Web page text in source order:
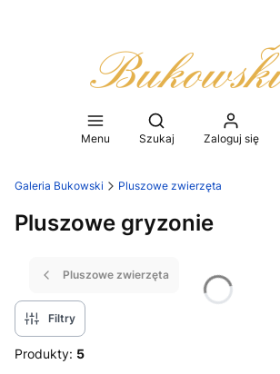
Menu
Otwórz wyszukiwarkę
Szukaj Zaloguj się
Galeria Bukowski Pluszowe zwierzęta
Pluszowe gryzonie
Pluszowe zwierzęta
Filtry
Produkty: 5